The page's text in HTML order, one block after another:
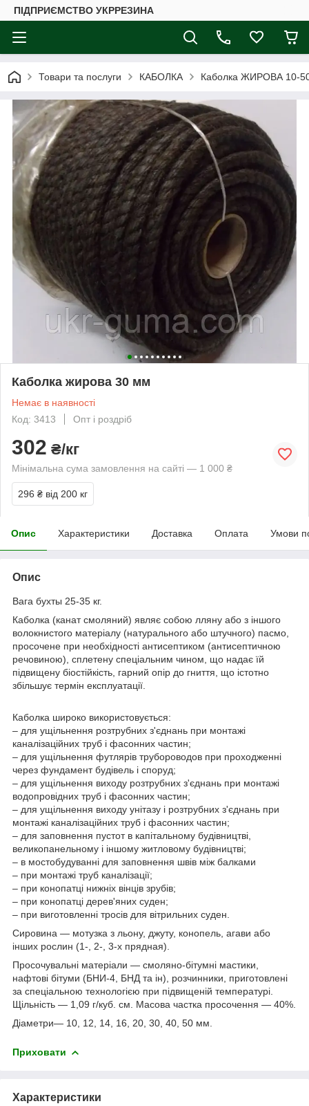
ПІДПРИЄМСТВО УКРРЕЗИНА
Товари та послуги КАБОЛКА Каболка ЖИРОВА 10-
Каболка жирова 30 мм
Немає в наявності
Код: 3413
Опт і роздріб
302 ₴/кг
Мінімальна сума замовлення на сайті — 1 000 ₴
296 ₴ від 200 кг
Опис Характеристики Доставка Оплата Умови
Опис
Вага бухты 25-35 кг.
Каболка (канат смоляний) являє собою лляну або з іншого
волокнистого матеріалу (натурального або штучного) пасмо,
просочене при необхідності антисептиком (антисептичною
речовиною), сплетену спеціальним чином, що надає їй
підвищену біостійкість, гарний опір до гниття, що істотно
збільшує термін експлуатації.
Каболка широко використовується:
– для ущільнення розтрубних з'єднань при монтажі
каналізаційних труб і фасонних частин;
– для ущільнення футлярів трубороводов при проходженні
через фундамент будівель і споруд;
– для ущільнення виходу розтрубних з'єднань при монтажі
водопровідних труб і фасонних частин;
– для ущільнення виходу унітазу і розтрубних з'єднань при
монтажі каналізаційних труб і фасонних частин;
– для заповнення пустот в капітальному будівництві,
великопанельному і іншому житловому будівництві;
– в мостобудуванні для заповнення швів між балками
– при монтажі труб каналізації;
– при конопатці нижніх вінців зрубів;
– при конопатці дерев'яних суден;
– при виготовленні тросів для вітрильних суден.
Сировина — мотузка з льону, джуту, конопель, агави або
інших рослин (1-, 2-, 3-х прядная).
Просочувальні матеріали — смоляно-бітумні мастики,
нафтові бітуми (БНИ-4, БНД та ін), розчинники, приготовлені
за спеціальною технологією при підвищеній температурі.
Щільність — 1,09 г/куб. см. Масова частка просочення — 40%.
Діаметри— 10, 12, 14, 16, 20, 30, 40, 50 мм.
Приховати
Характеристики